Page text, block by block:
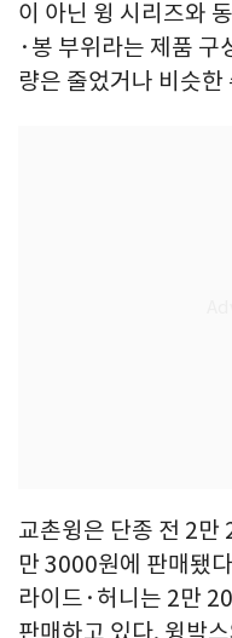
이 아닌 윙 시리즈와
·봉 부위라는 제품 구
량은 줄었거나 비슷한
교촌윙은 단종 전 2
만 3000원에 판매됐
라이드·허니는 2만
판매하고 있다. 윙박